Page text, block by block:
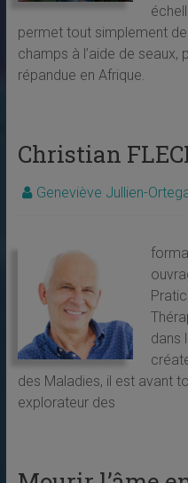
permet tout simplement
champs à l’aide de
répandue en Afrique.
Christian
Geneviève Jullien-
dans
des Maladies, il est avant
explorateur des